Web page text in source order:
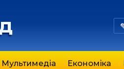
Мультимедіа Економіка